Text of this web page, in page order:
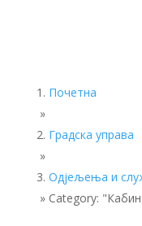
Почетна
»
Градска управа
»
Одјељења и
» Category: